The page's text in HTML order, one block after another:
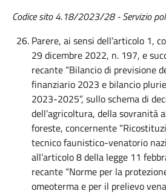
Codice sito 4.18/2023/28 - Servizio
Parere, ai sensi dell’articolo 1,
29 dicembre 2022, n. 197, e
recante “Bilancio di previsione
finanziario 2023 e bilancio
2023-2025”, sullo schema di
dell’agricoltura, della sovranità
foreste, concernente
tecnico faunistico-venatorio
all’articolo 8 della legge 11
recante “Norme per la
omeoterma e per il prelievo